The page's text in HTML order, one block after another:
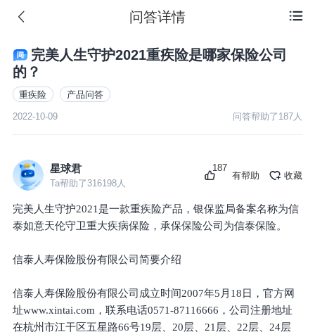
 问答详情
完美人生守护2021重疾险是哪家保险公司
的？
重疾险 产品问答
2022-10-09 问答帮助了 187人
星球君
Ta帮助了 316198人
187
有帮助 收藏
完美人生守护2021是一款重疾险产品，银保监局备案名称为信
泰如意天伦守卫重大疾病保险，承保保险公司为信泰保险。
信泰人寿保险股份有限公司简要介绍
信泰人寿保险股份有限公司成立时间2007年5月18日，官方网
址www.xintai.com，联系电话0571-87116666，公司注册地址
在杭州市江干区五星路66号19层、20层、21层、22层、24层